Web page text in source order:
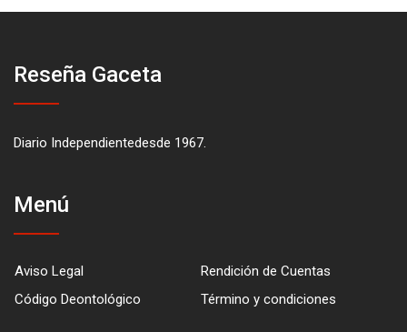
Reseña Gaceta
Diario Independientedesde 1967.
Menú
Aviso Legal
Rendición de Cuentas
Código Deontológico
Término y condiciones